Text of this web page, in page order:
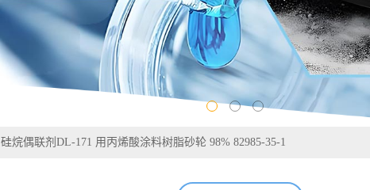
硅烷偶联剂DL-171 用丙烯酸涂料树脂砂轮 98% 82985-35-1